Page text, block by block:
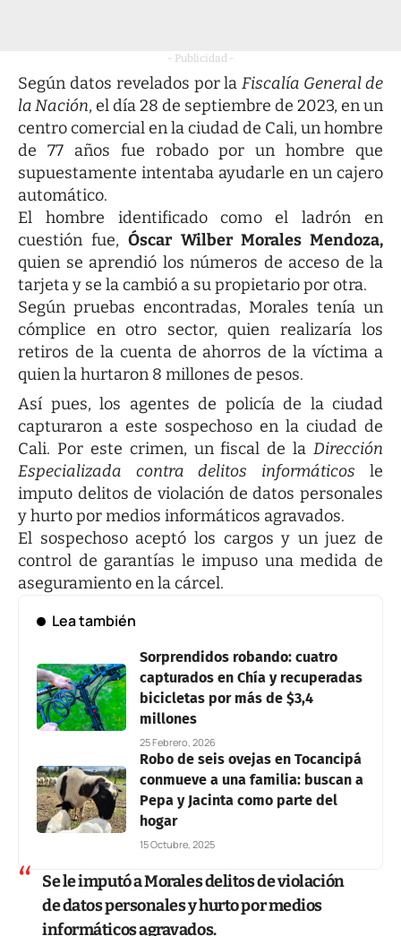
- Publicidad -
Según datos revelados por laFiscalía General de
la Nación, el día 28 de septiembre de 2023, en un
centro comercial en la ciudad de Cali, un hombre
de 77 años fue robado por un hombre que
supuestamente intentaba ayudarle en un cajero
automático.
El hombre identificado como el ladrón en
cuestión fue,Óscar Wilber Morales Mendoza,
quien se aprendió los números de acceso de la
tarjeta y se la cambió a su propietario por otra.
Según pruebas encontradas, Morales tenía un
cómplice en otro sector, quien realizaría los
retiros de la cuenta de ahorros de la víctima a
quien la hurtaron 8 millones de pesos.
Así pues, los agentes de policía de la ciudad
capturaron a este sospechoso en la ciudad de
Cali. Por este crimen, un fiscal de la Dirección
Especializada contra delitos informáticos le
imputo delitos de violación de datos personales
y hurto por medios informáticos agravados.
El sospechoso aceptó los cargos y un juez de
control de garantías le impuso una medida de
aseguramiento en la cárcel.
Lea también
Sorprendidos robando: cuatro
capturados en Chía y recuperadas
bicicletas por más de $3,4
millones
25 Febrero, 2026
Robo de seis ovejas en Tocancipá
conmueve a una familia: buscan a
Pepa y Jacinta como parte del
hogar
15 Octubre, 2025
Se le imputó a Morales delitos de violación
de datos personales y hurto por medios
informáticos agravados.